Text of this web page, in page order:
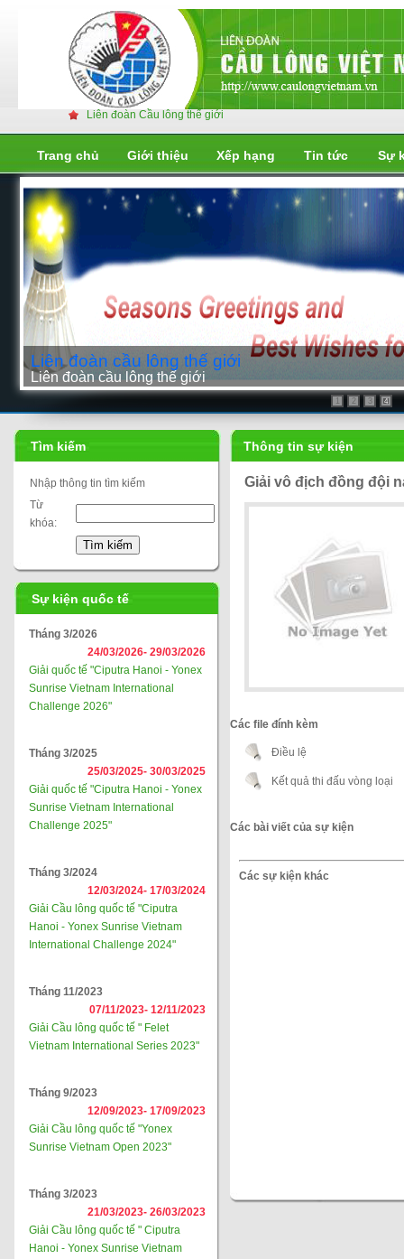
Liên đoàn Cầu lông thế giới
Trang chủ Giới thiệu Xếp hạng Tin tức Sự
Liên đoàn cầu lông thế giới
Liên đoàn cầu lông thế giới
1 2 3 4
Tìm kiếm
Nhập thông tin tìm kiếm
Từ
khóa:
Sự kiện quốc tế
Tháng 3/2026
24/03/2026- 29/03/2026
Giải quốc tế "Ciputra Hanoi - Yonex
Sunrise Vietnam International
Challenge 2026"
Tháng 3/2025
25/03/2025- 30/03/2025
Giải quốc tế "Ciputra Hanoi - Yonex
Sunrise Vietnam International
Challenge 2025"
Tháng 3/2024
12/03/2024- 17/03/2024
Giải Cầu lông quốc tế "Ciputra
Hanoi - Yonex Sunrise Vietnam
International Challenge 2024"
Tháng 11/2023
07/11/2023- 12/11/2023
Giải Cầu lông quốc tế " Felet
Vietnam International Series 2023"
Tháng 9/2023
12/09/2023- 17/09/2023
Giải Cầu lông quốc tế "Yonex
Sunrise Vietnam Open 2023"
Tháng 3/2023
21/03/2023- 26/03/2023
Giải Cầu lông quốc tế " Ciputra
Hanoi - Yonex Sunrise Vietnam
Thông tin sự kiện
Giải vô địch đồng đội
Các file đính kèm
Điều lệ
Kết quả thi đấu vòng loại
Các bài viết của sự kiện
Các sự kiện khác